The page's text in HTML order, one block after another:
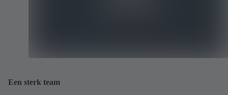
Een sterk team